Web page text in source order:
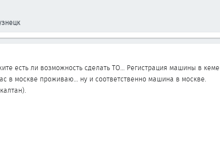
есть ли возможность сделать ТО... Регистрация машины в
в москве проживаю... ну и соответственно машина в москве.